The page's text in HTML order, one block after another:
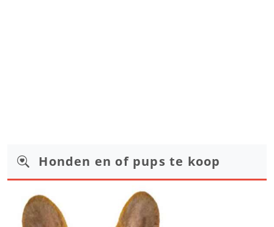
Honden en of pups te koop